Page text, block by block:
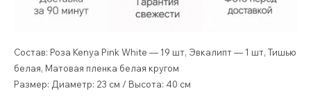
Состав: Роза Kenya Pink White — 19 шт, Эвкалипт — 1 шт, Тишью
белая, Матовая пленка белая кругом
Размер: Диаметр: 23 см / Высота: 40 см